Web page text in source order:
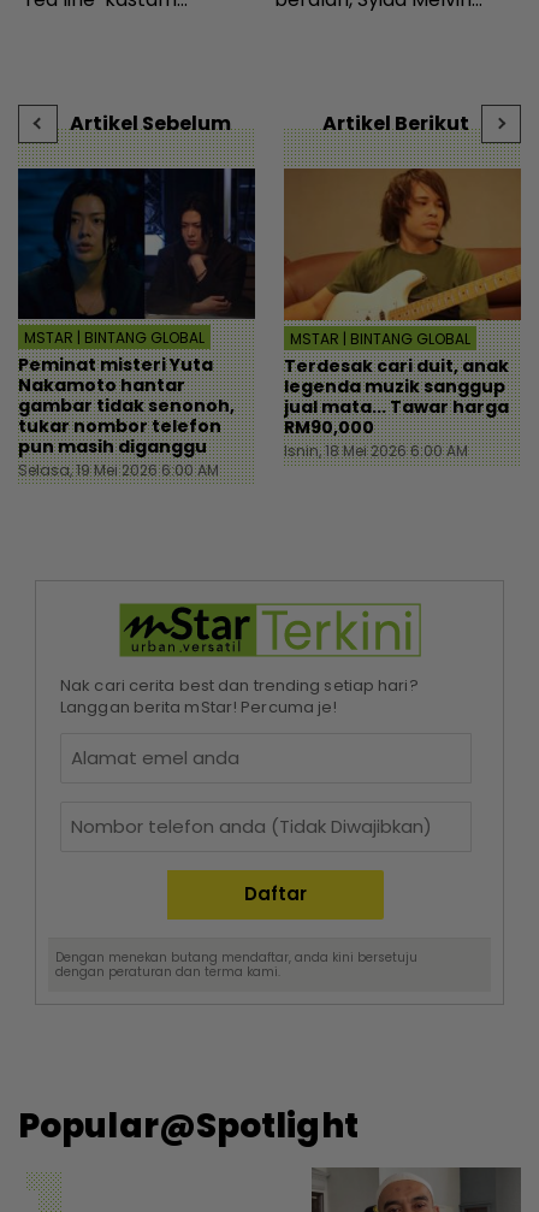
Artikel Sebelum
MSTAR | BINTANG GLOBAL
Peminat misteri Yuta
Nakamoto hantar
gambar tidak senonoh,
tukar nombor telefon
pun masih diganggu
Selasa, 19 Mei 2026 6:00 AM
Artikel Berikut
MSTAR | BINTANG GLOBAL
Terdesak cari duit, anak
legenda muzik sanggup
jual mata... Tawar harga
RM90,000
Isnin, 18 Mei 2026 6:00 AM
Nak cari cerita best dan trending setiap hari?
Langgan berita mStar! Percuma je!
Dengan menekan butang mendaftar, anda kini bersetuju
dengan peraturan dan terma kami.
Popular@Spotlight